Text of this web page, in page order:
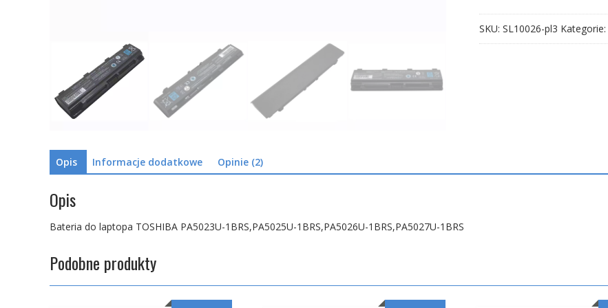
1BRS,PA5027U-
1BRS
SKU: SL10026-pl3 Kategorie:
Opis Informacje dodatkowe Opinie (2)
Opis
Bateria do laptopa TOSHIBA PA5023U-1BRS,PA5025U-1BRS,PA5026U-1BRS,PA5027U-1BRS
Podobne produkty